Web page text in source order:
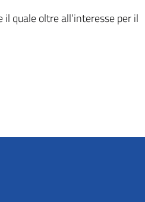
quale oltre all’interesse per il